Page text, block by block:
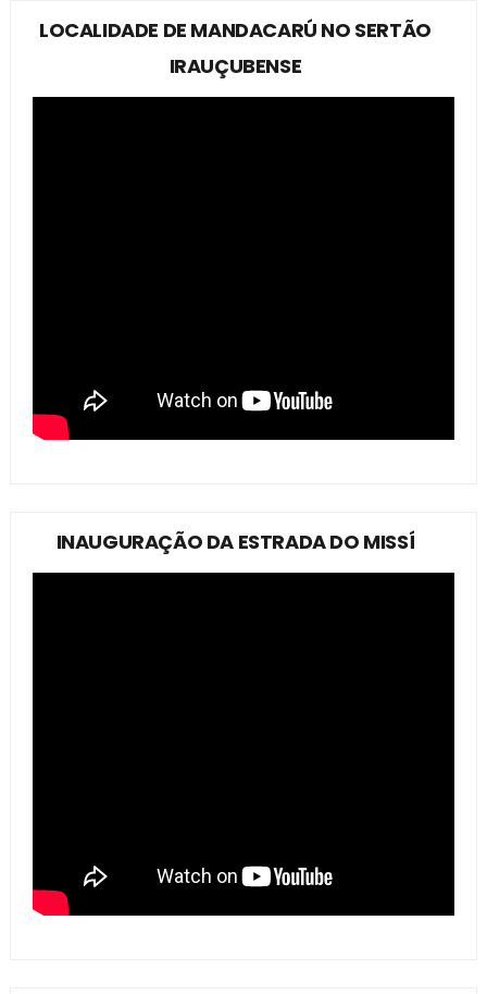
LOCALIDADE DE MANDACARÚ NO SERTÃO
IRAUÇUBENSE
INAUGURAÇÃO DA ESTRADA DO MISSÍ